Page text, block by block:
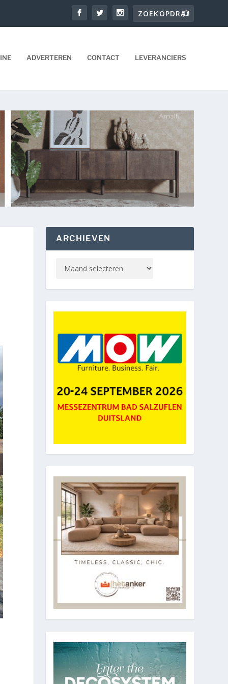
ADVERTEREN CONTACT LEVERANCIERS
ARCHIEVEN